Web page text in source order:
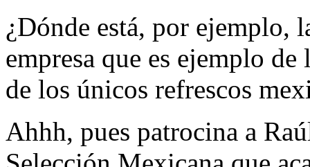
¿Dónde está, por ejemplo,
empresa que es ejemplo
de los únicos refrescos
Ahhh, pues patrocina a